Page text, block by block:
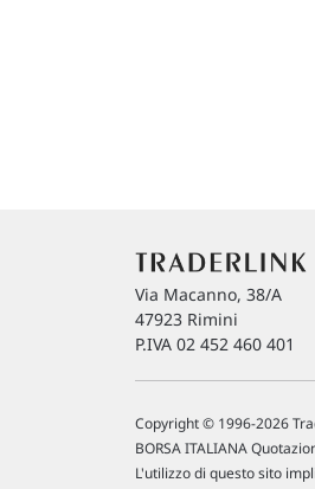
Via Macanno, 38/A
47923 Rimini
P.IVA 02 452 460 401
Copyright © 1996-2026
BORSA ITALIANA
L'utilizzo di questo sito